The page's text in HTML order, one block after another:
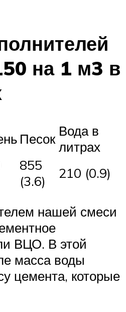
на 1 м3 в
Песок Вода в
литрах
855
(3.6)
210 (0.9)
нашей смеси
ВЦО. В этой
масса воды
цемента, которые